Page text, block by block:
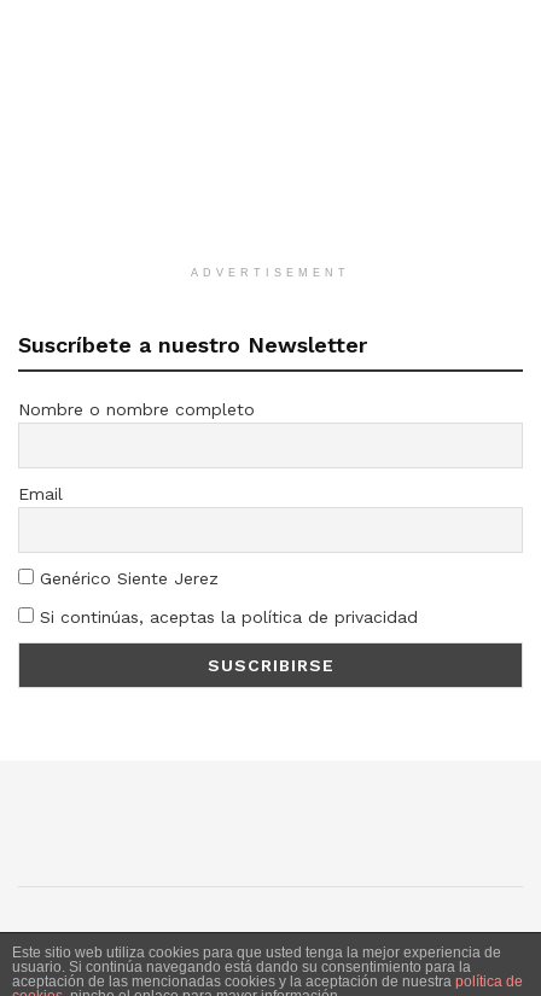
ADVERTISEMENT
Suscríbete a nuestro Newsletter
Nombre o nombre completo
Email
Genérico Siente Jerez
Si continúas, aceptas la política de privacidad
Siente Jerez 2020. Publicación bajo licencia CC
Este sitio web utiliza cookies para que usted tenga la mejor experiencia de
usuario. Si continúa navegando está dando su consentimiento para la
aceptación de las mencionadas cookies y la aceptación de nuestra política de